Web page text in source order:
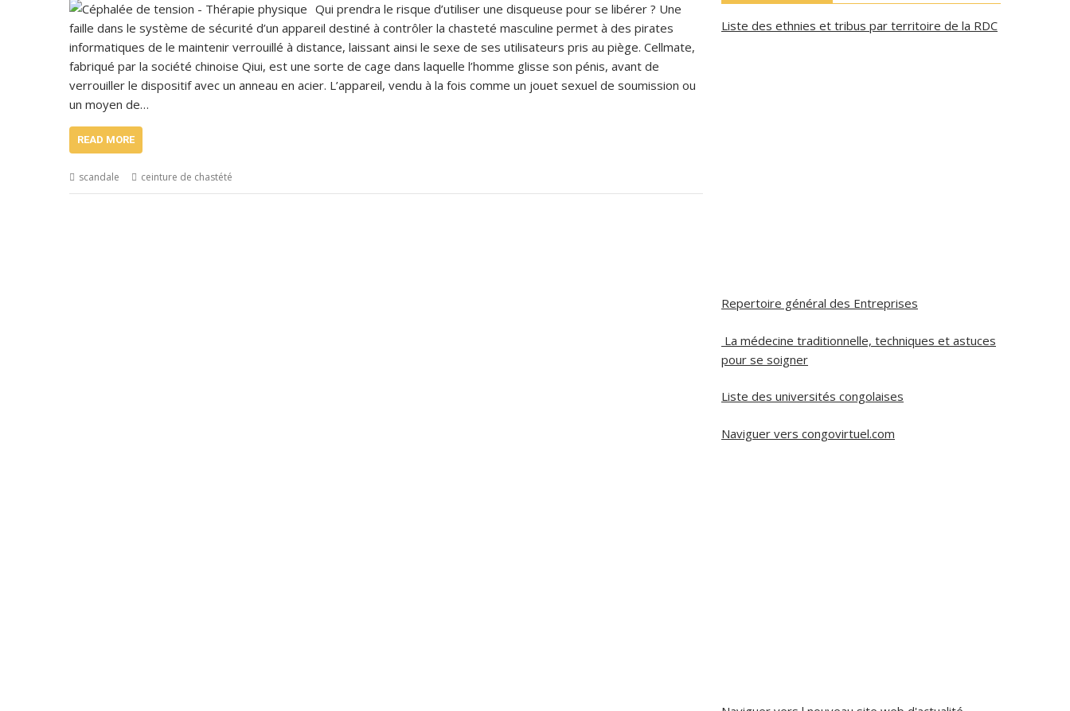
Qui prendra le risque d’utiliser une disqueuse pour se libérer ? Une
faille dans le système de sécurité d’un appareil destiné à contrôler la chasteté masculine permet à des pirates
informatiques de le maintenir verrouillé à distance, laissant ainsi le sexe de ses utilisateurs pris au piège. Cellmate,
fabriqué par la société chinoise Qiui, est une sorte de cage dans laquelle l’homme glisse son pénis, avant de
verrouiller le dispositif avec un anneau en acier. L’appareil, vendu à la fois comme un jouet sexuel de soumission ou
un moyen de…
READ MORE
scandale ceinture de chastété
Liste des ethnies et tribus par territoire de la RDC
Repertoire général des Entreprises
La médecine traditionnelle, techniques et astuces
pour se soigner
Liste des universités congolaises
Naviguer vers congovirtuel.com